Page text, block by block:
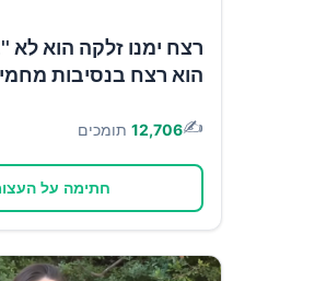
רצח ימנו זלקה הוא לא
הוא רצח בנסיבות
✍️
12,706 תומכים
חתימה על